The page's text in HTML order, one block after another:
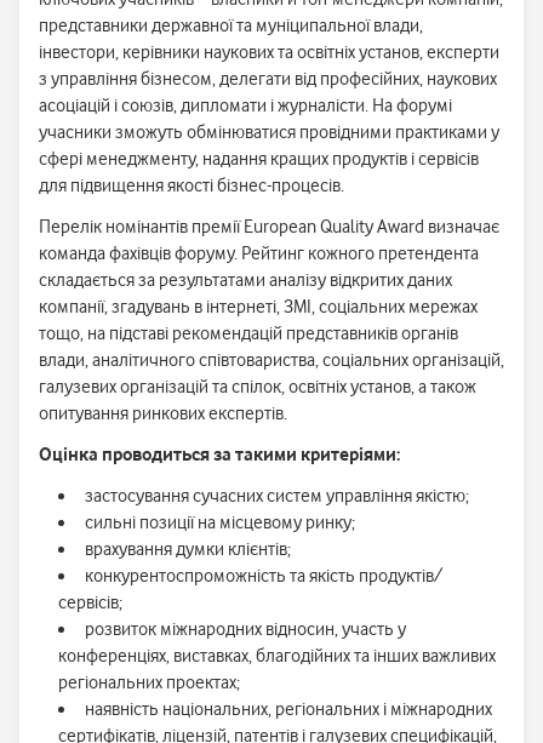
представники державної та муніципальної влади,
інвестори, керівники наукових та освітніх установ, експерти
з управління бізнесом, делегати від професійних, наукових
асоціацій і союзів, дипломати і журналісти. На форумі
учасники зможуть обмінюватися провідними практиками у
сфері менеджменту, надання кращих продуктів і сервісів
для підвищення якості бізнес-процесів.
Перелік номінантів премії European Quality Award визначає
команда фахівців форуму. Рейтинг кожного претендента
складається за результатами аналізу відкритих даних
компанії, згадувань в інтернеті, ЗМІ, соціальних мережах
тощо, на підставі рекомендацій представників органів
влади, аналітичного співтовариства, соціальних організацій,
галузевих організацій та спілок, освітніх установ, а також
опитування ринкових експертів.
Оцінка проводиться за такими критеріями:
застосування сучасних систем управління якістю;
сильні позиції на місцевому ринку;
врахування думки клієнтів;
конкурентоспроможність та якість продуктів/
сервісів;
розвиток міжнародних відносин, участь у
конференціях, виставках, благодійних та інших важливих
регіональних проектах;
наявність національних, регіональних і міжнародних
сертифікатів, ліцензій, патентів і галузевих специфікацій,